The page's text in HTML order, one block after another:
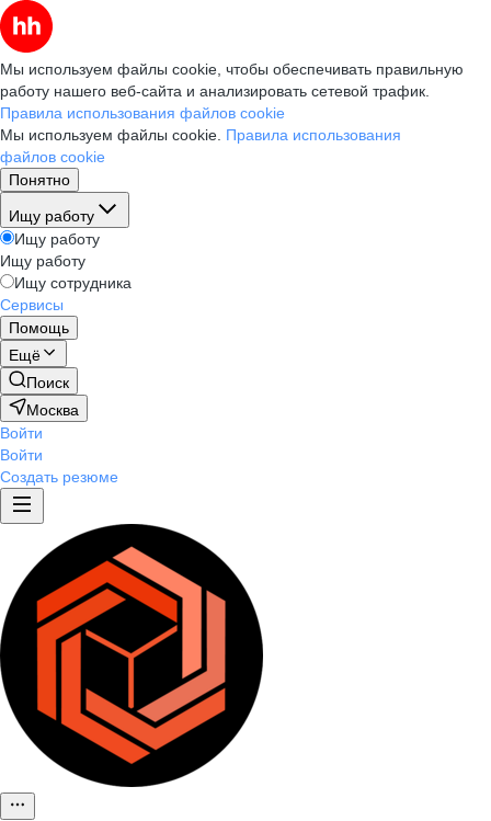
Мы используем файлы cookie, чтобы обеспечивать правильную
работу нашего веб-сайта и анализировать сетевой трафик.
Правила использования файлов cookie
Мы используем файлы cookie. Правила использования
файлов cookie
Понятно
Ищу работу
Ищу работу
Ищу работу
Ищу сотрудника
Сервисы
Помощь
Ещё
Поиск
Москва
Войти
Войти
Создать резюме